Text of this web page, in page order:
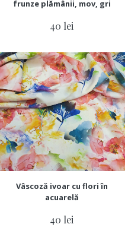
frunze plămânii, mov, gri
40 lei
Vâscoză ivoar cu flori în
acuarelă
40 lei